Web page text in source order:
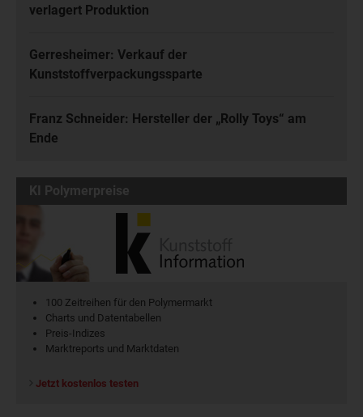
verlagert Produktion
Gerresheimer: Verkauf der
Kunststoffverpackungssparte
Franz Schneider: Hersteller der „Rolly Toys“ am
Ende
KI Polymerpreise
100 Zeitreihen für den Polymermarkt
Charts und Datentabellen
Preis-Indizes
Marktreports und Marktdaten
Jetzt kostenlos testen